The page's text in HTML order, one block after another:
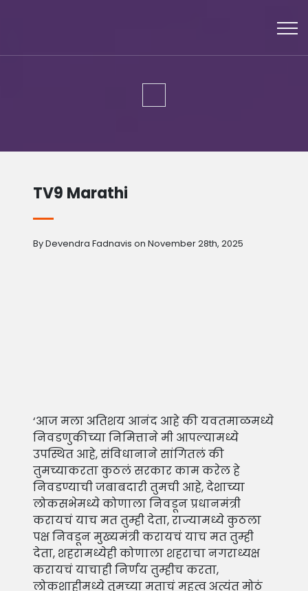
TV9 Marathi
By Devendra Fadnavis on November 28th, 2025
‘आज मला अतिशय आनंद आहे की यवतमाळमध्ये
निवडणुकीच्या निमित्ताने मी आपल्यामध्ये
उपस्थित आहे, संविधानाने सांगितलं की
तुमच्याकरता कुठलं सरकार काम करेल हे
निवडण्याची जबाबदारी तुमची आहे, देशाच्या
लोकसभेमध्ये कोणाला निवडून प्रधानमंत्री
करायचं याच मत तुम्ही देता, राज्यामध्ये कुठला
पक्ष निवडून मुख्यमंत्री करायचं याच मत तुम्ही
देता, शहरामध्येही कोणाला शहराचा नगराध्यक्ष
करायचं याचाही निर्णय तुम्हीच करता,
लोकशाहीमध्ये तुमच्या मताचं महत्व अत्यंत मोठं